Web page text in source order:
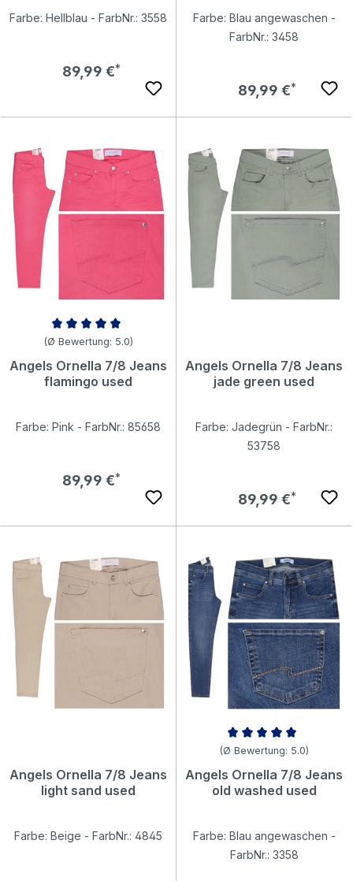
Farbe: Hellblau - FarbNr.: 3558
Regulärer Preis:
89,99 €
Farbe: Blau angewaschen -
FarbNr.: 3458
Regulärer Preis:
89,99 €
Durchschnittliche Bewertung von 5 von 5 Sternen
(Ø Bewertung: 5.0)
Angels Ornella 7/8 Jeans
flamingo used
Farbe: Pink - FarbNr.: 85658
Regulärer Preis:
89,99 €
Angels Ornella 7/8 Jeans
jade green used
Farbe: Jadegrün - FarbNr.:
53758
Regulärer Preis:
89,99 €
Angels Ornella 7/8 Jeans
light sand used
Farbe: Beige - FarbNr.: 4845
Durchschnittliche Bewertung
(Ø Bewertung: 5.0)
Angels Ornella 7/8 Jeans
old washed used
Farbe: Blau angewaschen -
FarbNr.: 3358